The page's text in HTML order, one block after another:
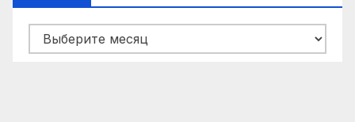
Архивы